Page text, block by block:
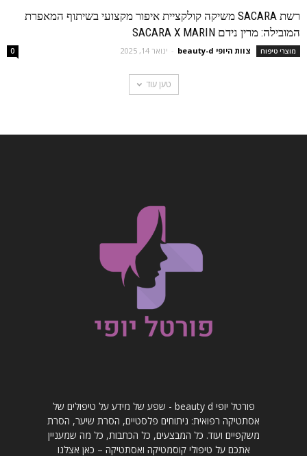
רשת SACARA משיקה קולקציית איפור מקצועי בשיתוף המאפרת
המובילה: מרין נידם SACARA X MARIN
מוצרי טיפוח צוות היופי beauty-d - ינואר 14, 2025 0
טען עוד
פורטל יופי beauty d - שפע של מידע על טיפולים של
אסתטיקה רפואית: ניתוחים פלסטיים, הסרת שיער, הסרת
משקפיים ועוד. כל המבצעים, כל הכתבות, כל מה שמעניין
אתכם על טיפולי קוסמטיקה ואסתטיקה – כאן אצלנו